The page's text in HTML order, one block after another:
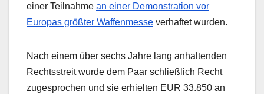
einer Teilnahme an einer Demonstration vor
Europas größter Waffenmesse verhaftet wurden.
Nach einem über sechs Jahre lang anhaltenden
Rechtsstreit wurde dem Paar schließlich Recht
zugesprochen und sie erhielten EUR 33.850 an